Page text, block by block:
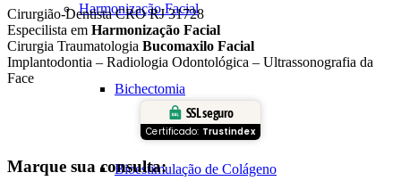
Harmonização Facial
Bichectomia
Bioestimulação de Colágeno
Cirurgião-Dentista CRO RJ 31728
Especilista em Harmonização Facial
Cirurgia Traumatologia Bucomaxilo Facial
Implantodontia – Radiologia Odontológica – Ultrassonografia da
Face
SSL seguro
Certificado: Trustindex
Marque sua consulta: